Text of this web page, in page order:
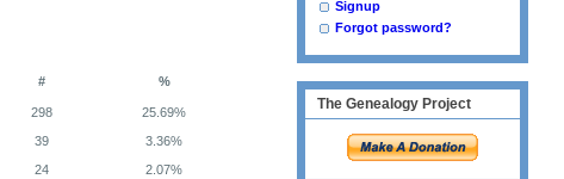
# %
298
25.69%
39
3.36%
24
2.07%
Signup
Forgot password?
The Genealogy Project